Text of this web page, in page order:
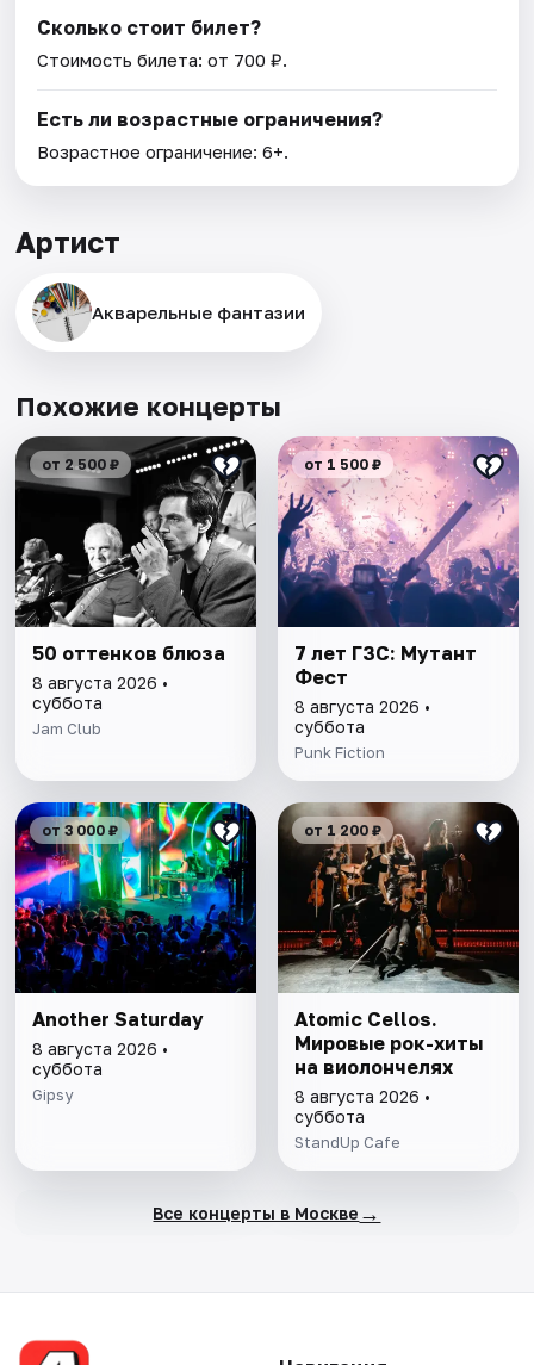
Сколько стоит билет?
Стоимость билета: от 700 ₽.
Есть ли возрастные ограничения?
Возрастное ограничение: 6+.
Артист
Акварельные фантазии
Похожие концерты
от 2 500 ₽
50 оттенков блюза
8 августа 2026 •
суббота
Jam Club
от 1 500 ₽
7 лет ГЗС: Мутант
Фест
8 августа 2026 •
суббота
Punk Fiction
от 3 000 ₽
Another Saturday
8 августа 2026 •
суббота
Gipsy
от 1 200 ₽
Atomic Cellos.
Мировые рок-хиты
на виолончелях
8 августа 2026 •
суббота
StandUp Cafe
Все концерты в Москве →